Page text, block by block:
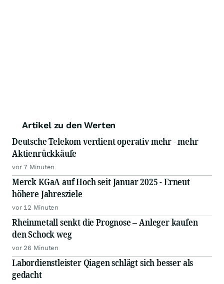
Artikel zu den Werten
Deutsche Telekom verdient operativ mehr - mehr
Aktienrückkäufe
vor 7 Minuten
Merck KGaA auf Hoch seit Januar 2025 - Erneut
höhere Jahresziele
vor 12 Minuten
Rheinmetall senkt die Prognose – Anleger kaufen
den Schock weg
vor 26 Minuten
Labordienstleister Qiagen schlägt sich besser als
gedacht